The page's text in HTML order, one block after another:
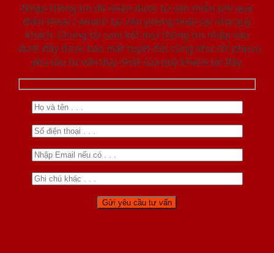
Nhập thông tin để nhận được tư vấn miễn phí qua
điện thoại / email/ tại văn phòng hoặc tại nhà quý
khách. Chúng tôi cam kết mọi thông tin nhập vào
dưới đây được bảo mật tuyệt đối cũng như chỉ phục vụ
yêu cầu tư vấn duy nhất của quý khách tại đây.